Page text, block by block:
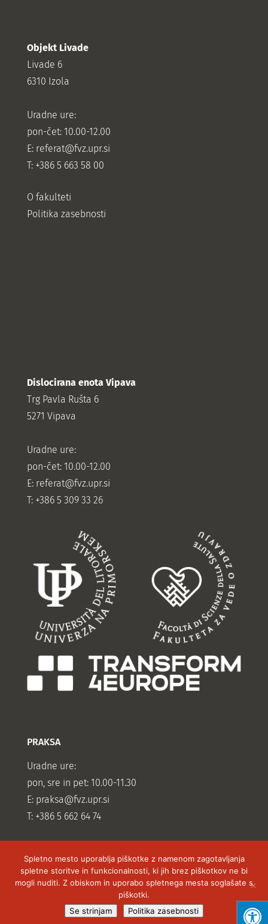
Objekt Livade
Livade 6
6310 Izola
Uradne ure:
pon-čet: 10.00-12.00
E: referat@fvz.upr.si
T: +386 5 663 58 00
O fakulteti
Politika zasebnosti
Dislocirana enota Vipava
Trg Pavla Rušta 6
5271 Vipava
Uradne ure:
pon-čet: 10.00-12.00
E: referat@fvz.upr.si
T: +386 5 309 33 26
PRAKSA
Uradne ure:
pon, sre in pet: 10.00-11.30
E: praksa@fvz.upr.si
T: +386 5 662 64 74
Vse pravice pridržane Fakulteta za vede o zdravju,
2019 izdelava spletnih strani -Hyper Fox Studios
Spletno mesto uporablja piškotke z namenom zagotavljanja
spletne storitve in funkcionalnosti, ki jih brez piškotkov ne bi
mogli nuditi. Z obiskom in uporabo spletnega mesta soglašate s
piškotki.
Se strinjam
Politika zasebnosti